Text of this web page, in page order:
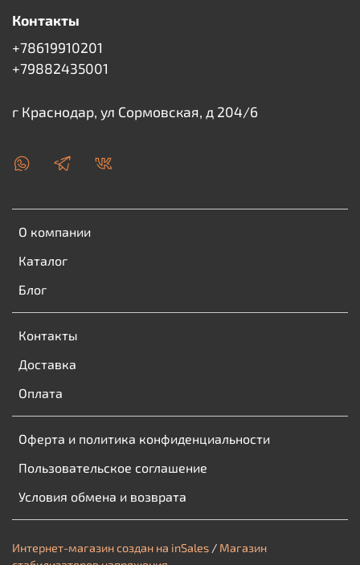
О компании
Каталог
Блог
Контакты
Доставка
Оплата
Оферта и политика конфиденциальности
Пользовательское соглашение
Условия обмена и возврата
Контакты
+78619910201
+79882435001
г Краснодар, ул Сормовская, д 204/6
Интернет-магазин создан на inSales / Магазин